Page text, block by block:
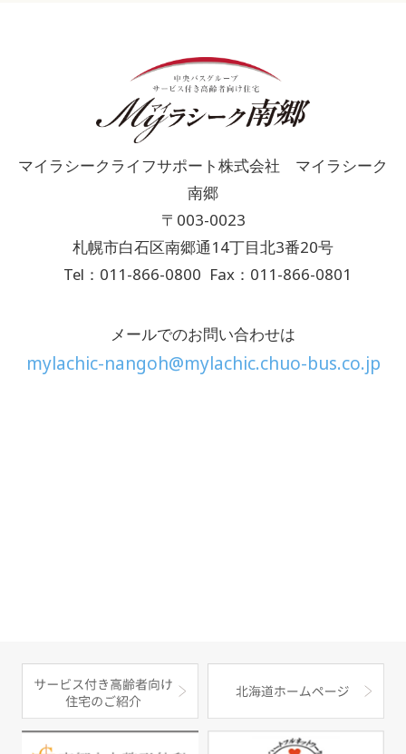
マイラシークライフサポート株式会社 マイラシーク
南郷
〒003-0023
札幌市白石区南郷通14丁目北3番20号
Tel：011-866-0800 Fax：011-866-0801
メールでのお問い合わせは
mylachic-nangoh@mylachic.chuo-bus.co.jp